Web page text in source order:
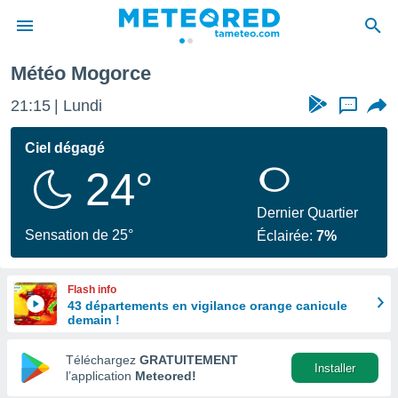
de
en
Météo Mogorce
21:15 Lundi ...
Ciel dégagé
24°
Sensation de 25°
Dernier Quartier
Éclairée:7%
Flash info
43 départements en vigilance orange canicule
demain !
Téléchargez GRATUITEMENT
l’application Meteored!
Installer